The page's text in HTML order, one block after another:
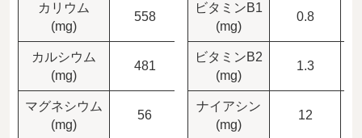
カリウム
(mg)
558 111.6
カルシウム
(mg)
481 96.2
マグネシウム
(mg)
56 11.2
ビタミンB1
(mg)
0.8
ビタミンB2
(mg)
1.3
ナイアシン
(mg)
12